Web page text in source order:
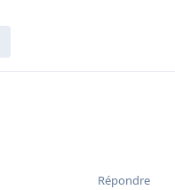
Répondre